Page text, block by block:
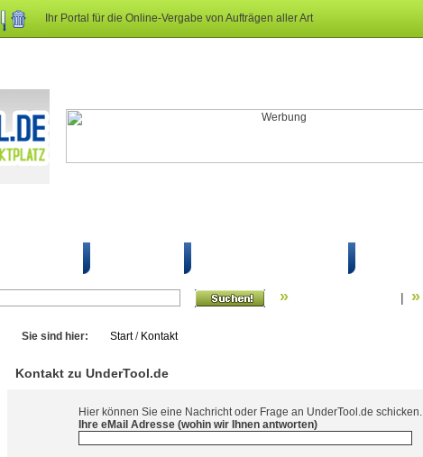
Ihr Portal für die Online-Vergabe von Aufträgen aller Art
» »
Sie sind hier: Start/ Kontakt
Kontakt zu UnderTool.de
Hier können Sie eine Nachricht oder Frage an UnderTool.de schicken.
Ihre eMail Adresse (wohin wir Ihnen antworten)